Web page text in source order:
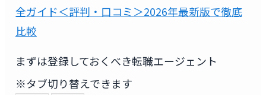
全ガイド＜評判・口コミ＞2026年最新版で徹底
比較
まずは登録しておくべき転職エージェント
※タブ切り替えできます